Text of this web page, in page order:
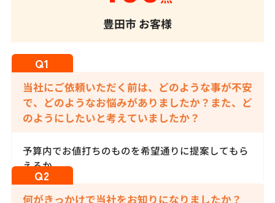
豊田市お客様
当社にご依頼いただく前は、どのような事が不安
で、どのようなお悩みがありましたか？また、ど
のようにしたいと考えていましたか？
予算内でお値打ちのものを希望通りに提案してもら
えるか。
何がきっかけで当社をお知りになりましたか？